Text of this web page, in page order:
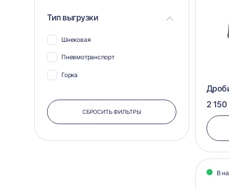
Тип выгрузки
Шнековая
Пневмотранспорт
Горка
СБРОСИТЬ ФИЛЬТРЫ
2 150
В